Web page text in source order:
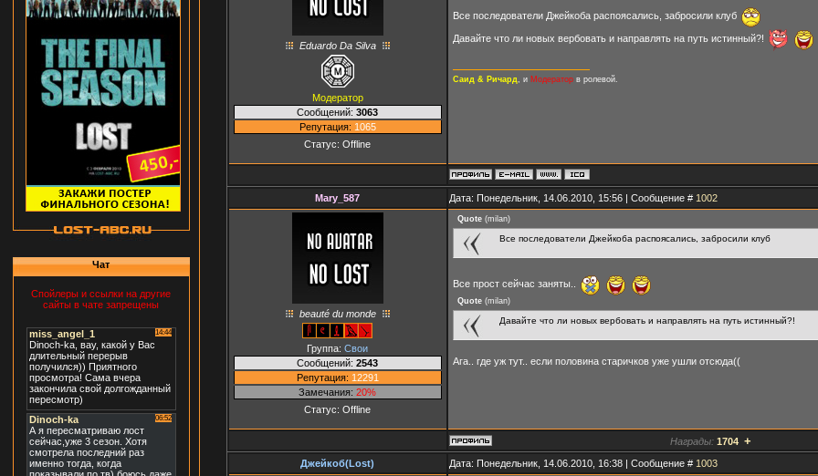
Чат
Спойлеры и ссылки на другие
сайты в чате запрещены
Eduardo Da Silva
Модератор
Сообщений: 3063
Репутация: 1065
Статус: Offline
Все последователи Джейкоба распоясались, забросили клуб
Давайте что ли новых вербовать и направлять на путь истинный?!
Саид & Ричард , и Модераторв ролевой.
Mary_587 Дата: Понедельник, 14.06.2010, 15:56 | Сообщение # 1002
beauté du monde
Группа: Свои
Сообщений: 2543
Репутация: 12291
Замечания: 20%
Статус: Offline
Quote(milan)
Все последователи Джейкоба распоясались, забросили клуб
Все прост сейчас заняты..
Quote(milan)
Давайте что ли новых вербовать и направлять на путь истинный?!
Ага.. где уж тут.. если половина старичков уже ушли отсюда((
Награды: 1704 +
Джейкоб(Lost) Дата: Понедельник, 14.06.2010, 16:38 | Сообщение # 1003